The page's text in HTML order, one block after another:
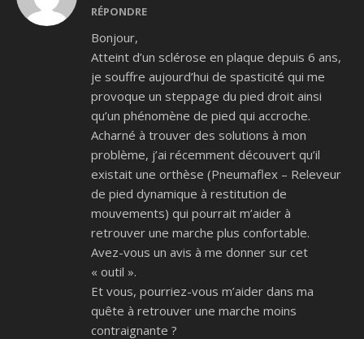
RÉPONDRE
Bonjour,
Atteint d’un sclérose en plaque depuis 6 ans,
je souffre aujourd’hui de spasticité qui me
provoque un steppage du pied droit ainsi
qu’un phénomène de pied qui accroche.
Acharné à trouver des solutions à mon
problème, j’ai récemment découvert qu’il
existait une orthèse (Pneumaflex – Releveur
de pied dynamique à restitution de
mouvements) qui pourrait m’aider à
retrouver une marche plus confortable.
Avez-vous un avis à me donner sur cet
« outil ».
Et vous, pourriez-vous m’aider dans ma
quête à retrouver une marche moins
contraignante ?